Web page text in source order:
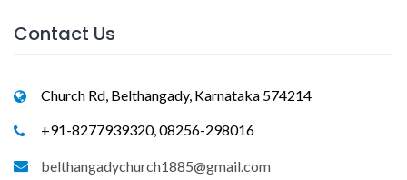
Contact Us
Church Rd, Belthangady, Karnataka 574214
+91-8277939320, 08256-298016
belthangadychurch1885@gmail.com